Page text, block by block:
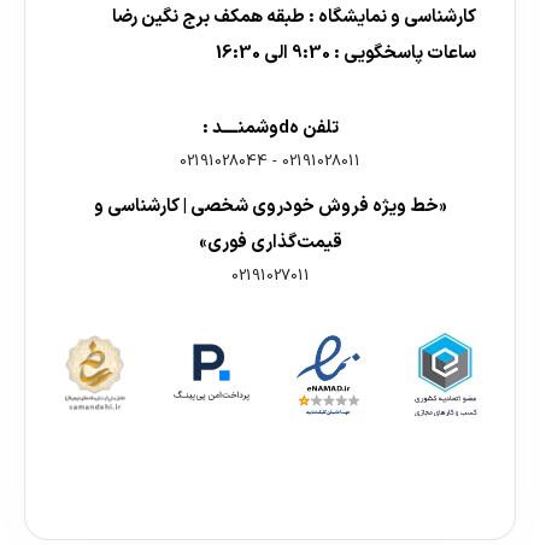
کارشناسی و نمایشگاه : طبقه همکف برج نگین رضا
ساعات پاسخگویی : 9:30 الی 16:30
تلفن هdوشمنــــد :
02191028011
-
02191028044
«خط ویژه فروش خودروی شخصی | کارشناسی و
قیمت‌گذاری فوری»
02191027011